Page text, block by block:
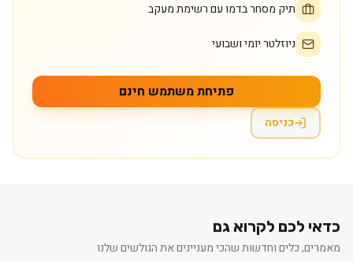
תיק מסחר בדמו עם רשימת מעקב
ניוזלטר יומי ושבועי
פתיחת משתמש חינם
כניסה
כדאי לכם לקרוא גם
מאמרים, כלים וחדשות שהכי מעניינים את הגולשים שלנו